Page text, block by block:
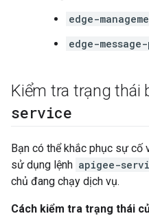
edge-
edge-
Kiểm tra trạng thái
service
Bạn có thể khắc phục sự cố
sử dụng lệnh apigee-
chủ đang chạy dịch vụ.
Cách kiểm tra trạng thái